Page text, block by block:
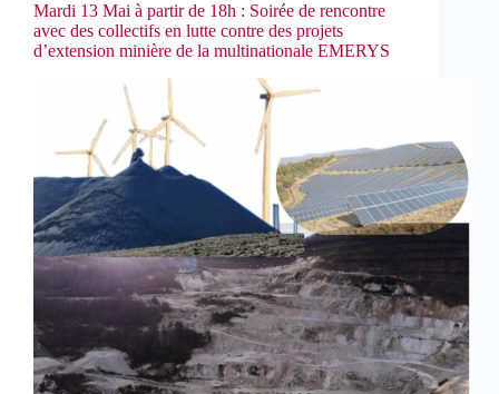
Mardi 13 Mai à partir de 18h : Soirée de rencontre
avec des collectifs en lutte contre des projets
d’extension minière de la multinationale EMERYS